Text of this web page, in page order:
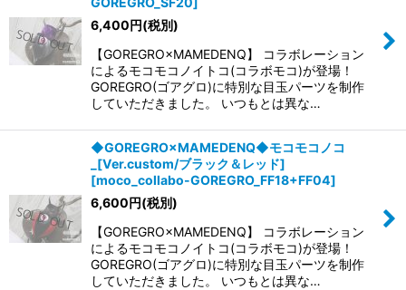
6,400 円(税別)
【GOREGRO×MAMEDENQ】 コラボレーション
によるモコモコノイトコ(コラボモコ)が登場！
GOREGRO(ゴアグロ)に特別な目玉パーツを制作
していただきました。 いつもとは異な…
◆GOREGRO×MAMEDENQ◆モコモコノコ
_[Ver.custom/ブラック＆レッド]
[moco_collabo-GOREGRO_FF18+FF04]
6,600 円(税別)
【GOREGRO×MAMEDENQ】 コラボレーション
によるモコモコノイトコ(コラボモコ)が登場！
GOREGRO(ゴアグロ)に特別な目玉パーツを制作
していただきました。 いつもとは異な…